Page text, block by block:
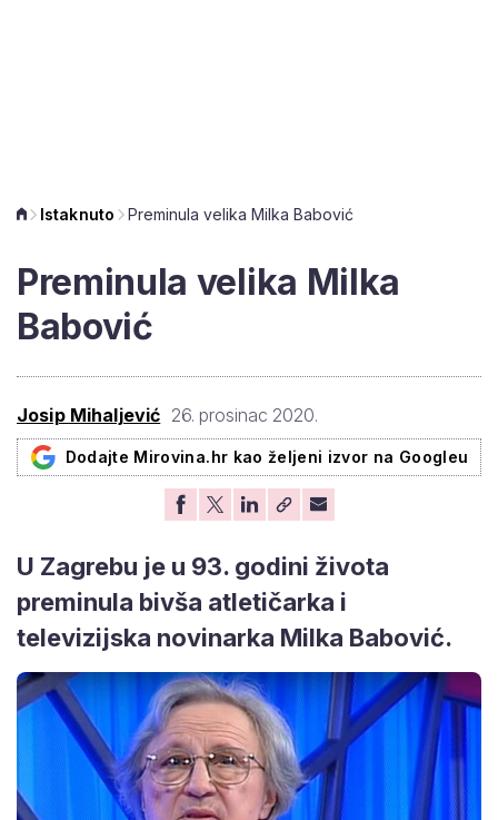
Istaknuto Preminula velika Milka Babović
Preminula velika Milka
Babović
Josip Mihaljević 26. prosinac 2020.
Dodajte Mirovina.hr kao željeni izvor na Googleu
U Zagrebu je u 93. godini života
preminula bivša atletičarka i
televizijska novinarka Milka Babović.